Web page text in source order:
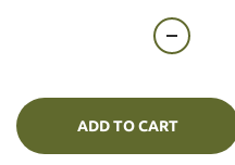
ADD TO CART